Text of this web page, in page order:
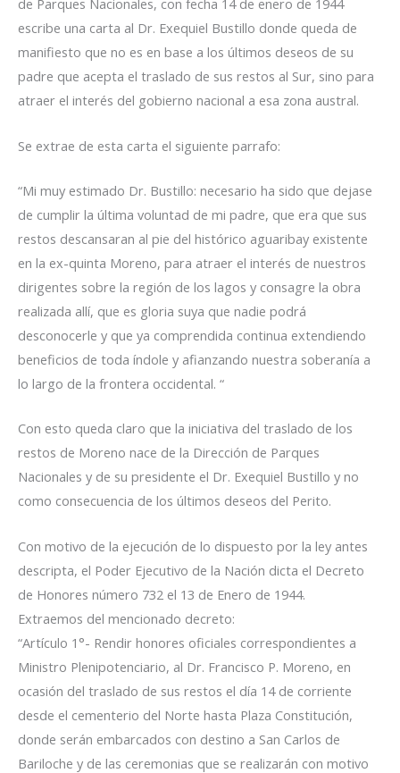
de Parques Nacionales, con fecha 14 de enero de 1944
escribe una carta al Dr. Exequiel Bustillo donde queda de
manifiesto que no es en base a los últimos deseos de su
padre que acepta el traslado de sus restos al Sur, sino para
atraer el interés del gobierno nacional a esa zona austral.
Se extrae de esta carta el siguiente parrafo:
“Mi muy estimado Dr. Bustillo: necesario ha sido que dejase
de cumplir la última voluntad de mi padre, que era que sus
restos descansaran al pie del histórico aguaribay existente
en la ex-quinta Moreno, para atraer el interés de nuestros
dirigentes sobre la región de los lagos y consagre la obra
realizada allí, que es gloria suya que nadie podrá
desconocerle y que ya comprendida continua extendiendo
beneficios de toda índole y afianzando nuestra soberanía a
lo largo de la frontera occidental. “
Con esto queda claro que la iniciativa del traslado de los
restos de Moreno nace de la Dirección de Parques
Nacionales y de su presidente el Dr. Exequiel Bustillo y no
como consecuencia de los últimos deseos del Perito.
Con motivo de la ejecución de lo dispuesto por la ley antes
descripta, el Poder Ejecutivo de la Nación dicta el Decreto
de Honores número 732 el 13 de Enero de 1944.
Extraemos del mencionado decreto:
“Artículo 1°- Rendir honores oficiales correspondientes a
Ministro Plenipotenciario, al Dr. Francisco P. Moreno, en
ocasión del traslado de sus restos el día 14 de corriente
desde el cementerio del Norte hasta Plaza Constitución,
donde serán embarcados con destino a San Carlos de
Bariloche y de las ceremonias que se realizarán con motivo